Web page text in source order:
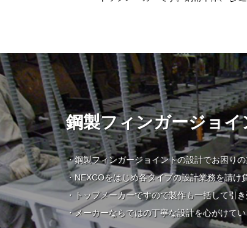
鋼製フィンガージョイ
鋼製フィンガージョイントの設計でお困り
NEXCOをはじめ各タイプの設計業務を請け
トップメーカーですので製作も一括して引
メーカーならではの丁寧な設計を心がけて